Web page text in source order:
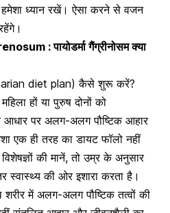
हमेशा ध्यान रखें। ऐसा करने से वजन
: पायोडर्मा गैंग्रीनोसम क्या
diet plan) कैसे शुरू करें?
हों या पुरुष दोनों को
पर अलग-अलग पौष्टिक आहार
एक ही तरह का डायट फॉलो नहीं
की मानें, तोउम्र के अनुसार
स्वास्थ्य की ओर इशारा करता है ।
में अलग-अलग पौष्टिक तत्वों की